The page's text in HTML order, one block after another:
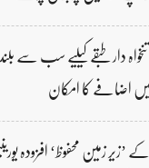
دار طبقے کیلیے سب سے
اضافے کا امکان
’زیر زمین محفوظ‘ افزودہ